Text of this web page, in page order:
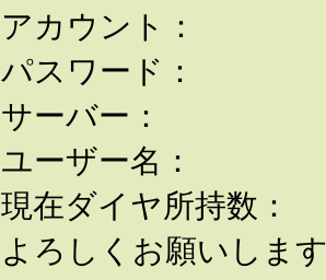
アカウント：
パスワード：
サーバー：
ユーザー名：
現在ダイヤ所持数：
よろしくお願いしま